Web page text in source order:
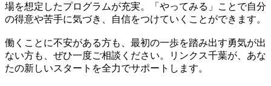
場を想定したプログラムが充実。「やってみる」ことで自分
の得意や苦手に気づき、自信をつけていくことができます。
働くことに不安がある方も、最初の一歩を踏み出す勇気が出
ない方も、ぜひ一度ご相談ください。リンクス千葉が、あな
たの新しいスタートを全力でサポートします。